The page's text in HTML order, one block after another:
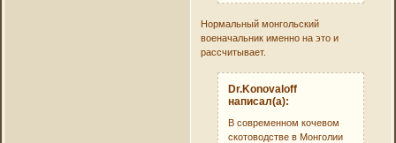
Нормальный монгольский
военачальник именно на это и
рассчитывает.
Dr.Konovaloff
написал(а):
В современном кочевом
скотоводстве в Монголии